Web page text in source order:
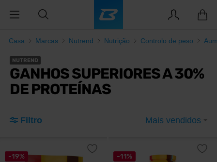
Casa Marcas Nutrend Nutrição Controlo de peso
NUTREND
GANHOS SUPERIORES A 30%
DE PROTEÍNAS
Filtro Mais vendidos
-19% -11%